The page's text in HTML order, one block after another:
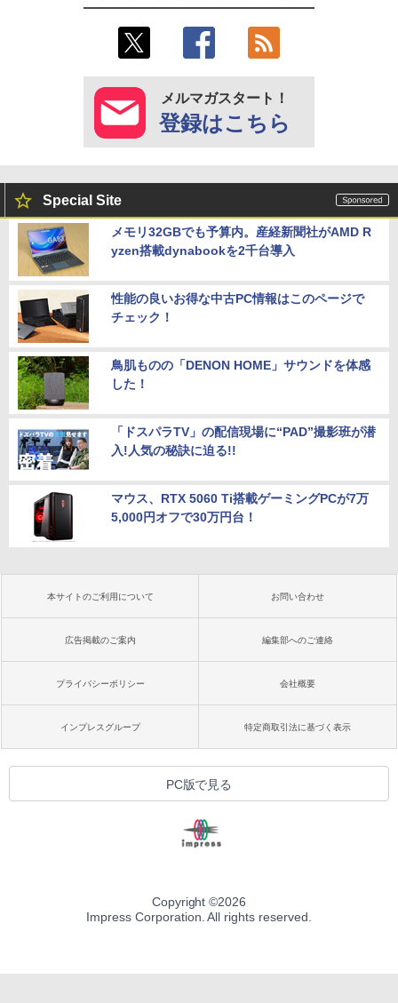
メルマガスタート！
登録はこちら
Special Site
メモリ32GBでも予算内。産経新聞社がAMD R
yzen搭載dynabookを2千台導入
性能の良いお得な中古PC情報はこのページで
チェック！
鳥肌ものの「DENON HOME」サウンドを体感
した！
「ドスパラTV」の配信現場に“PAD”撮影班が潜
入!人気の秘訣に迫る!!
マウス、RTX 5060 Ti搭載ゲーミングPCが7万
5,000円オフで30万円台！
本サイトのご利用について お問い合わせ
広告掲載のご案内 編集部へのご連絡
プライバシーポリシー 会社概要
インプレスグループ 特定商取引法に基づく表示
PC版で見る
Copyright ©2026
Impress Corporation. All rights reserved.